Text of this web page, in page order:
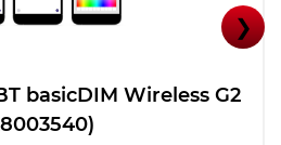
basicDIM Wireless G2
❯